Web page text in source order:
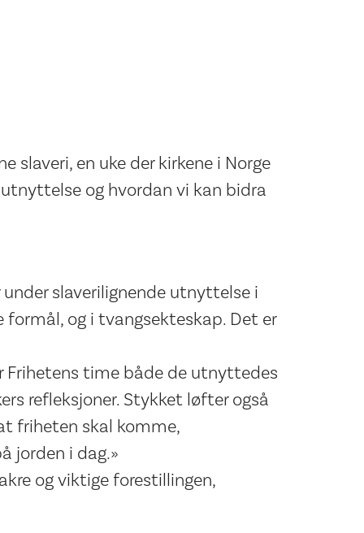
slaveri, en uke der kirkene i Norge
og hvordan vi kan bidra
slaverilignende utnyttelse i
og i tvangsekteskap. Det er
Frihetens time både de utnyttedes
refleksjoner. Stykket løfter også
friheten skal komme,
jorden i dag.»
og viktige forestillingen,